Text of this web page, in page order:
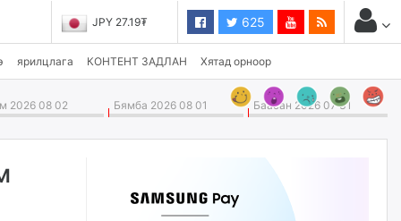
JPY 27.19₮ 625
ярилцлага КОНТЕНТ ЗАДЛАН Хятад орноор
2026 08 02 Бямба 2026 08 01 Баасан 2026 07 31